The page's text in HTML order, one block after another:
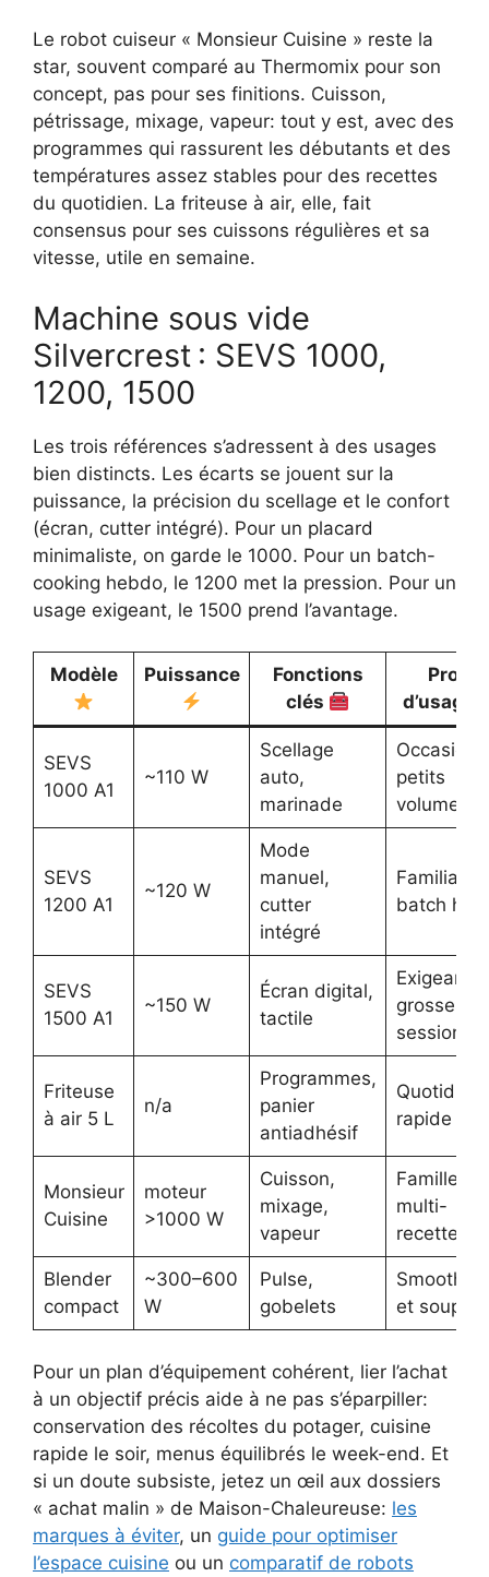
Le robot cuiseur « Monsieur Cuisine » reste la
star, souvent comparé au Thermomix pour son
concept, pas pour ses finitions. Cuisson,
pétrissage, mixage, vapeur: tout y est, avec des
programmes qui rassurent les débutants et des
températures assez stables pour des recettes
du quotidien. La friteuse à air, elle, fait
consensus pour ses cuissons régulières et sa
vitesse, utile en semaine.
Machine sous vide
Silvercrest : SEVS 1000,
1200, 1500
Les trois références s’adressent à des usages
bien distincts. Les écarts se jouent sur la
puissance, la précision du scellage et le confort
(écran, cutter intégré). Pour un placard
minimaliste, on garde le 1000. Pour un batch-
cooking hebdo, le 1200 met la pression. Pour un
usage exigeant, le 1500 prend l’avantage.
Modèle Puissance
Fonctions
clés
Profil
d’usage
SEVS
1000 A1
~110 W
Scellage
auto,
marinade
petits
volumes
SEVS
1200 A1
~120 W
Mode
manuel,
cutter
intégré
Familial,
batch
SEVS
1500 A1
~150 W
Écran digital,
tactile
Exigeant,
grosses
sessions
Friteuse
à air 5 L
n/a
Programmes,
panier
antiadhésif
Quotidien
rapide
Monsieur
Cuisine
moteur
>1000 W
Cuisson,
mixage,
vapeur
Famille
multi-
recettes
Blender
compact
~300–600
W
Pulse,
gobelets
Smoothies
et soupes
Pour un plan d’équipement cohérent, lier l’achat
à un objectif précis aide à ne pas s’éparpiller:
conservation des récoltes du potager, cuisine
rapide le soir, menus équilibrés le week-end. Et
si un doute subsiste, jetez un œil aux dossiers
« achat malin » de Maison-Chaleureuse: les
marques à éviter, un guide pour optimiser
l’espace cuisine ou un comparatif de robots